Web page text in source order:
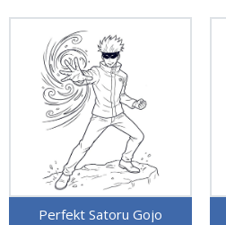
Perfekt Satoru Gojo